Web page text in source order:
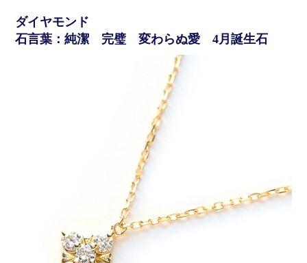
ダイヤモンド
石言葉：純潔 完璧 変わらぬ愛 4月誕生石